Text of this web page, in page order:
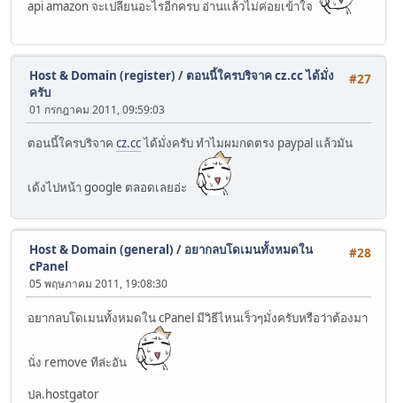
api amazon จะเปลี่ยนอะไรอีกครบ อ่านแล้วไม่ค่อยเข้าใจ
#27
Host & Domain (register) / ตอนนี้ใครบริจาค cz.cc ได้มั่ง
ครับ
01 กรกฎาคม 2011, 09:59:03
ตอนนี้ใครบริจาค cz.ccได้มั่งครับ ทำไมผมกดตรง paypal แล้วมัน
เด้งไปหน้า google ตลอดเลยอ่ะ
#28
Host & Domain (general) / อยากลบโดเมนทั้งหมดใน
cPanel
05 พฤษภาคม 2011, 19:08:30
อยากลบโดเมนทั้งหมดใน cPanel มีวิธีไหนเร็วๆมั่งครับหรือว่าต้องมา
นั่ง remove ทีล่ะอัน
ปล.hostgator